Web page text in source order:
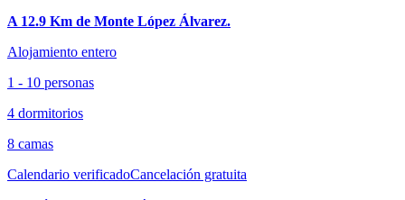
A 12.9 Km de Monte López Álvarez.
Alojamiento entero
1 - 10 personas
4 dormitorios
8 camas
Calendario verificadoCancelación gratuita